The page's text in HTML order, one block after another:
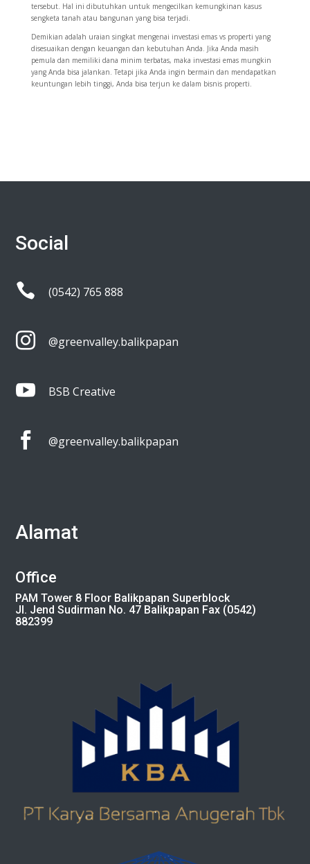
tersebut. Hal ini dibutuhkan untuk mengecilkan kemungkinan kasus
sengketa tanah atau bangunan yang bisa terjadi.
Demikian adalah uraian singkat mengenai investasi emas vs properti yang
disesuaikan dengan keuangan dan kebutuhan Anda. Jika Anda masih
pemula dan memiliki dana minim terbatas, maka investasi emas mungkin
yang Anda bisa jalankan. Tetapi jika Anda ingin bermain dan mendapatkan
keuntungan lebih tinggi, Anda bisa terjun ke dalam bisnis properti.
Social
 (0542) 765 888
 @greenvalley.balikpapan
 BSB Creative
 @greenvalley.balikpapan
Alamat
Office
PAM Tower 8 Floor Balikpapan Superblock
Jl. Jend Sudirman No. 47 Balikpapan Fax (0542)
882399